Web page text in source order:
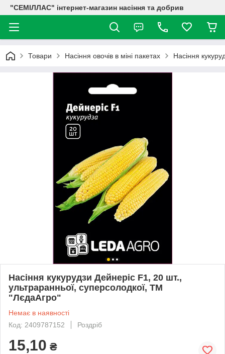
"СЕМІЛЛАС" інтернет-магазин насіння та добрив
Товари Насіння овочів в міні пакетах Насіння
Насіння кукурудзи Дейнеріс F1, 20 шт.,
ультраранньої, суперсолодкої, ТМ
"ЛєдаАгро"
Немає в наявності
Код: 2409787152
Роздріб
15,10 ₴